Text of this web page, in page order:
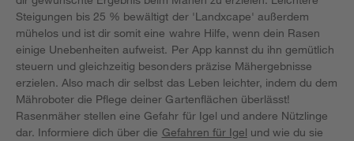
Steigungen bis 25 % bewältigt der 'Landxcape' außerdem
mühelos und ist dir somit eine wahre Hilfe, wenn dein Rasen
einige Unebenheiten aufweist. Per App kannst du ihn gemütlich
steuern und gleichzeitig besonders präzise Mähergebnisse
erzielen. Also mach dir selbst das Leben leichter, indem du dem
Mähroboter die Pflege deiner Gartenflächen überlässt!
Rasenmäher stellen eine Gefahr für Igel und andere Nützlinge
dar. Informiere dich über die Gefahren für Igel und wie du sie